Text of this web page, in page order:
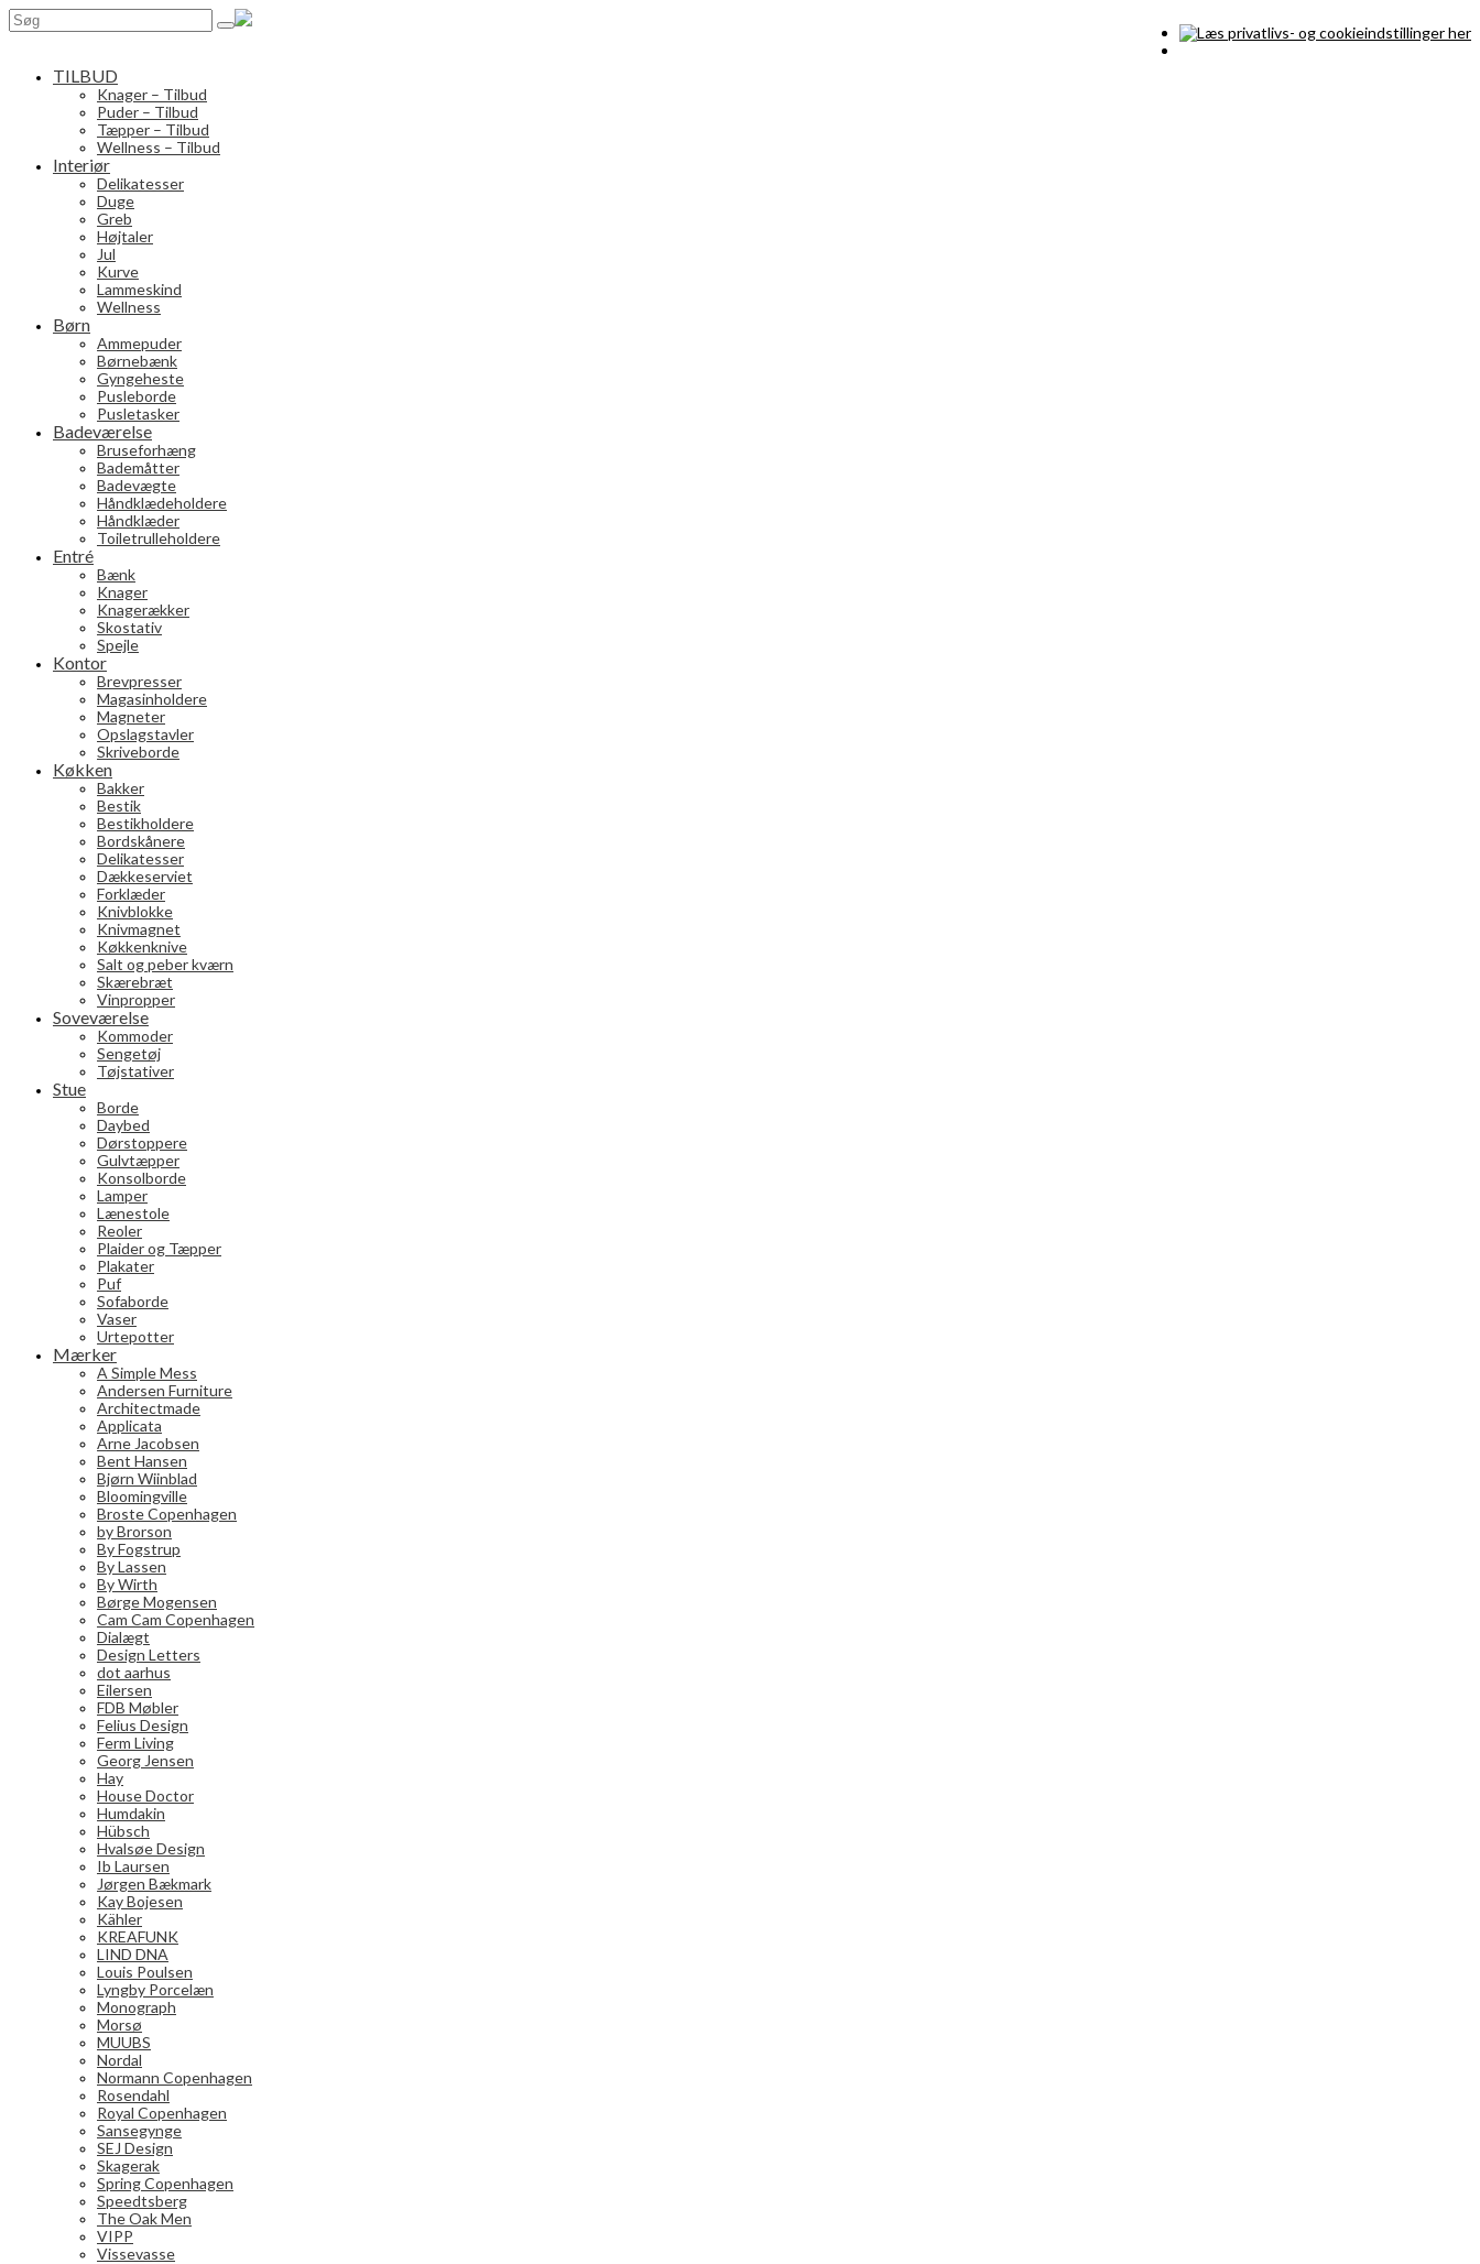
Search
for:
TILBUD
Knager – Tilbud
Puder – Tilbud
Tæpper – Tilbud
Wellness – Tilbud
Interiør
Delikatesser
Duge
Greb
Højtaler
Jul
Kurve
Lammeskind
Wellness
Børn
Ammepuder
Børnebænk
Gyngeheste
Pusleborde
Pusletasker
Badeværelse
Bruseforhæng
Bademåtter
Badevægte
Håndklædeholdere
Håndklæder
Toiletrulleholdere
Entré
Bænk
Knager
Knagerækker
Skostativ
Spejle
Kontor
Brevpresser
Magasinholdere
Magneter
Opslagstavler
Skriveborde
Køkken
Bakker
Bestik
Bestikholdere
Bordskånere
Delikatesser
Dækkeserviet
Forklæder
Knivblokke
Knivmagnet
Køkkenknive
Salt og peber kværn
Skærebræt
Vinpropper
Soveværelse
Kommoder
Sengetøj
Tøjstativer
Stue
Borde
Daybed
Dørstoppere
Gulvtæpper
Konsolborde
Lamper
Lænestole
Reoler
Plaider og Tæpper
Plakater
Puf
Sofaborde
Vaser
Urtepotter
Mærker
A Simple Mess
Andersen Furniture
Architectmade
Applicata
Arne Jacobsen
Bent Hansen
Bjørn Wiinblad
Bloomingville
Broste Copenhagen
by Brorson
By Fogstrup
By Lassen
By Wirth
Børge Mogensen
Cam Cam Copenhagen
Dialægt
Design Letters
dot aarhus
Eilersen
FDB Møbler
Felius Design
Ferm Living
Georg Jensen
Hay
House Doctor
Humdakin
Hübsch
Hvalsøe Design
Ib Laursen
Jørgen Bækmark
Kay Bojesen
Kähler
KREAFUNK
LIND DNA
Louis Poulsen
Lyngby Porcelæn
Monograph
Morsø
MUUBS
Nordal
Normann Copenhagen
Rosendahl
Royal Copenhagen
Sansegynge
SEJ Design
Skagerak
Spring Copenhagen
Speedtsberg
The Oak Men
VIPP
Vissevasse